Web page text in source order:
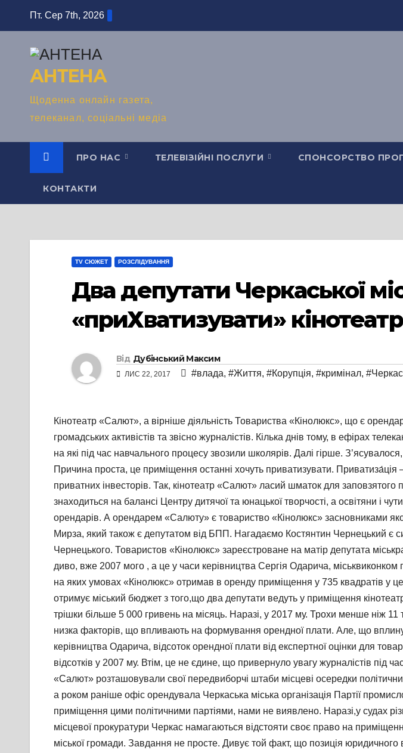
Пт. Сер 7th, 2026
АНТЕНА
Щоденна онлайн газета,
телеканал, соціальні медіа
ПРО НАС ТЕЛЕВІЗІЙНІ ПОСЛУГИ СПОНСОРСТВО
КОНТАКТИ
TV СЮЖЕТ РОЗСЛІДУВАННЯ
Два депутати Черкаської
«приХватизувати»
Від Дубінський Максим
ЛИС 22, 2017 #влада, #Життя, #Корупція, #кримінал,
Кінотеатр «Салют», а вірніше діяльність Товариства «Кінолюкс», що є
громадських активістів та звісно журналістів. Кілька днів тому, в ефірах
на які під час навчального процесу звозили школярів. Далі гірше.
Причина проста, це приміщення останні хочуть приватизувати.
приватних інвесторів. Так, кінотеатр «Салют» ласий шматок для
знаходиться на балансі Центру дитячої та юнацької творчості, а освітяни і
орендарів. А орендарем «Салюту» є товариство «Кінолюкс» засновниками
Мирза, який також є депутатом від БПП. Нагадаємо Костянтин Чернецький є
Чернецького. Товаристов «Кінолюкс» зареєстроване на матір депутата
диво, вже 2007 мого , а це у часи керівництва Сергія Одарича,
на яких умовах «Кінолюкс» отримав в оренду приміщення у 735 квадратів у
отримує міський бюджет з того,що два депутати ведуть у приміщення
трішки більше 5 000 гривень на місяць. Наразі, у 2017 му. Трохи менше ніж 11
низка факторів, що впливають на формування орендної плати. Але, що
керівництва Одарича, відсоток орендної плати від експертної оцінки для
відсотків у 2007 му. Втім, це не єдине, що привернуло увагу журналістів під
«Салют» розташовували свої передвиборчі штаби місцеві осередки
а роком раніше офіс орендувала Черкаська міська організація Партії
приміщення цими політичними партіями, нами не виявлено. Наразі,у судах
місцевої прокуратури Черкас намагаються відстояти своє право на
міської громади. Завдання не просте. Дивує той факт, що позиція юридичного